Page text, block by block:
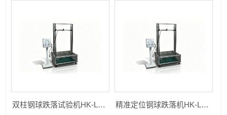
双柱钢球跌落试验机HK-LQT-A 精准定位钢球跌落机HK-LQT-A